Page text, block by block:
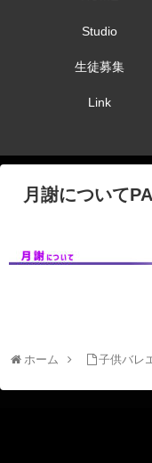
Studio
生徒募集
Link
月謝について
ホーム 子供バレ